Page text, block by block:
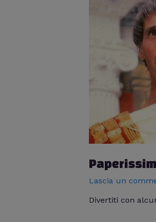
Lascia un
Divertiti con